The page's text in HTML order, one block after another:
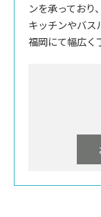
ンを承っており
キッチンやバス
福岡にて幅広く